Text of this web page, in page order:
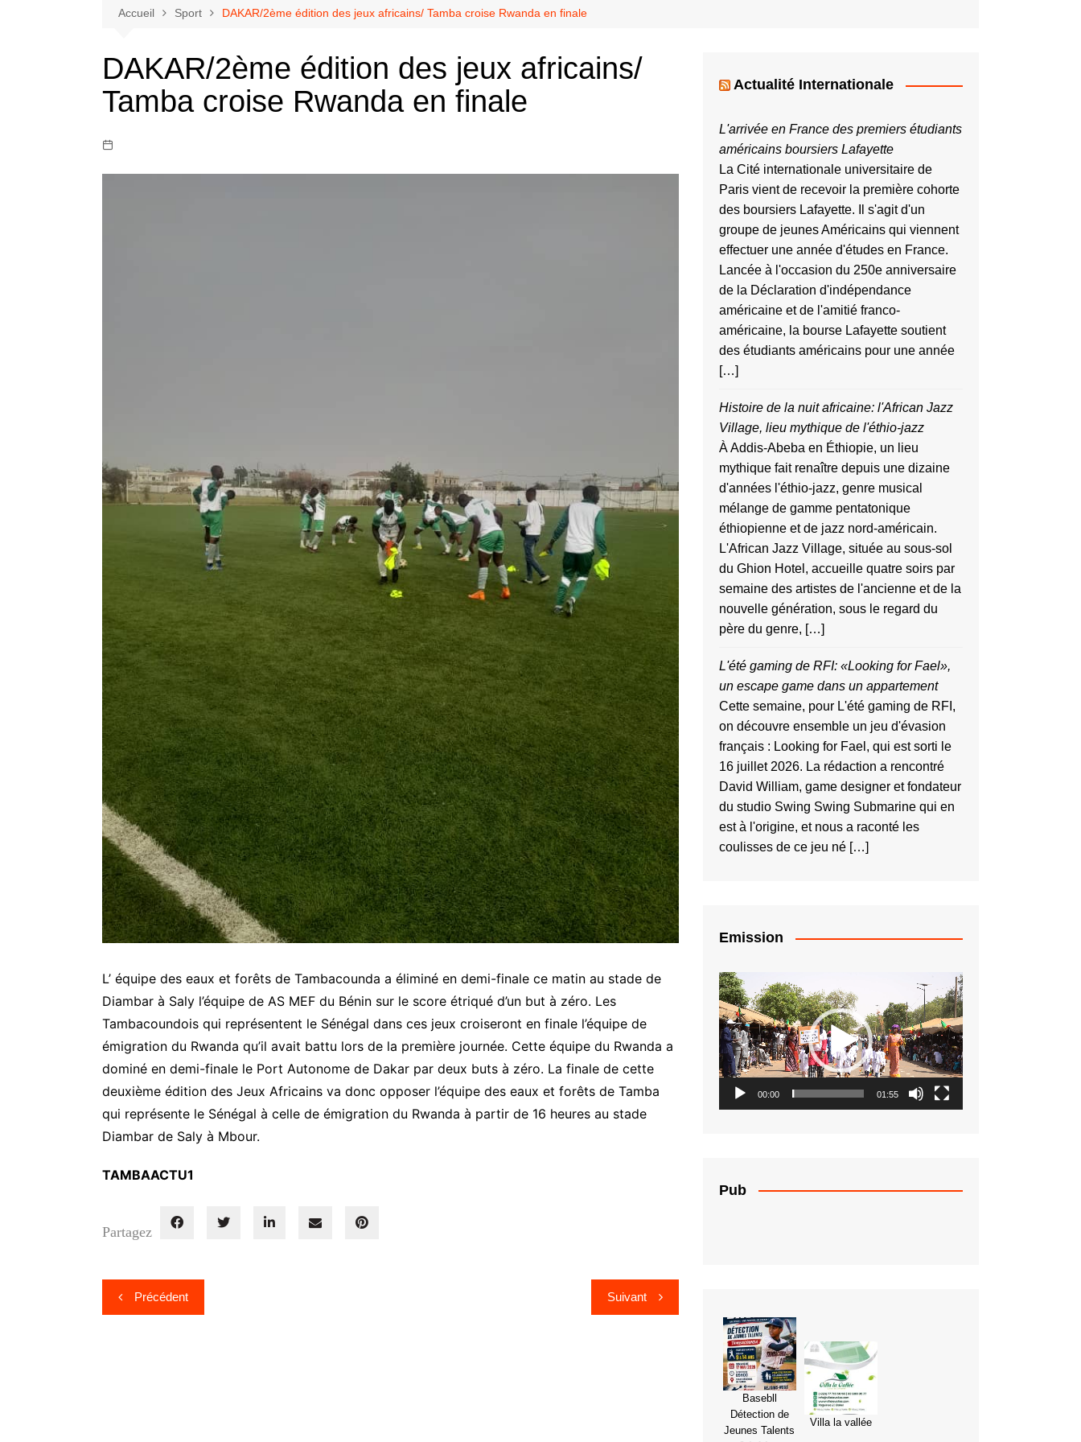
Accueil Sport DAKAR/2ème édition des jeux africains/ Tamba croise Rwanda en finale
DAKAR/2ème édition des jeux africains/
Tamba croise Rwanda en finale
L’ équipe des eaux et forêts de Tambacounda a éliminé en demi-finale ce matin au stade de
Diambar à Saly l’équipe de AS MEF du Bénin sur le score étriqué d’un but à zéro. Les
Tambacoundois qui représentent le Sénégal dans ces jeux croiseront en finale l’équipe de
émigration du Rwanda qu’il avait battu lors de la première journée. Cette équipe du Rwanda a
dominé en demi-finale le Port Autonome de Dakar par deux buts à zéro. La finale de cette
deuxième édition des Jeux Africains va donc opposer l’équipe des eaux et forêts de Tamba
qui représente le Sénégal à celle de émigration du Rwanda à partir de 16 heures au stade
Diambar de Saly à Mbour.
TAMBAACTU1
Partagez
Navigation
de
Précédent Suivant
Actualité Internationale
L'arrivée en France des premiers étudiants
américains boursiers Lafayette
La Cité internationale universitaire de
Paris vient de recevoir la première cohorte
des boursiers Lafayette. Il s'agit d'un
groupe de jeunes Américains qui viennent
effectuer une année d'études en France.
Lancée à l'occasion du 250e anniversaire
de la Déclaration d'indépendance
américaine et de l'amitié franco-
américaine, la bourse Lafayette soutient
des étudiants américains pour une année
[…]
Histoire de la nuit africaine: l'African Jazz
Village, lieu mythique de l'éthio-jazz
À Addis-Abeba en Éthiopie, un lieu
mythique fait renaître depuis une dizaine
d'années l'éthio-jazz, genre musical
mélange de gamme pentatonique
éthiopienne et de jazz nord-américain.
L'African Jazz Village, située au sous-sol
du Ghion Hotel, accueille quatre soirs par
semaine des artistes de l'ancienne et de la
nouvelle génération, sous le regard du
père du genre, […]
L'été gaming de RFI: «Looking for Fael»,
un escape game dans un appartement
Cette semaine, pour L'été gaming de RFI,
on découvre ensemble un jeu d'évasion
français : Looking for Fael, qui est sorti le
16 juillet 2026. La rédaction a rencontré
David William, game designer et fondateur
du studio Swing Swing Submarine qui en
est à l'origine, et nous a raconté les
coulisses de ce jeu né […]
Emission
Lecteur
vidéo
00:00 01:55
Pub
Basebll
Détection de
Jeunes Talents
Villa la vallée